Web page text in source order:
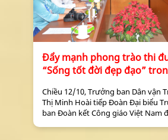
Đẩy mạnh phong trào thi
“Sống tốt đời đẹp đạo”
Chiều 12/10, Trưởng ban Dân vận
Thị Minh Hoài tiếp Đoàn Đại biểu
ban Đoàn kết Công giáo Việt Nam